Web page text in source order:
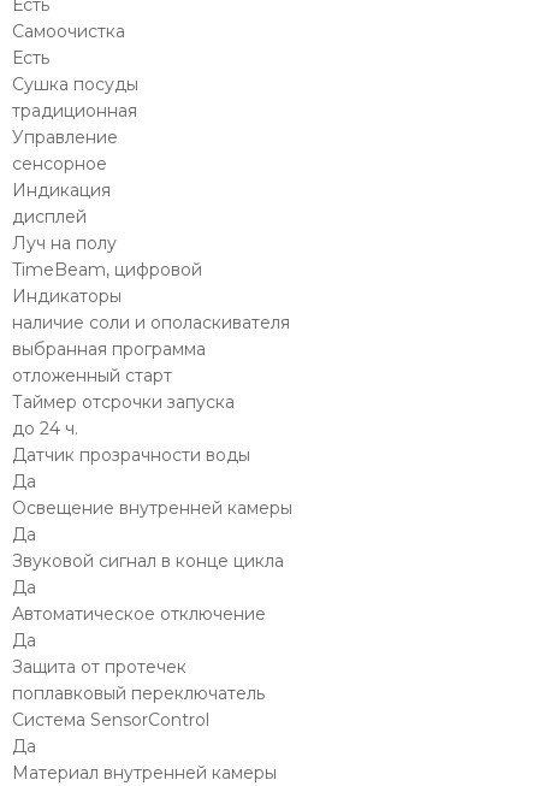
Есть
Самоочистка
Есть
Сушка посуды
традиционная
Управление
сенсорное
Индикация
дисплей
Луч на полу
TimeBeam, цифровой
Индикаторы
наличие соли и ополаскивателя
выбранная программа
отложенный старт
Таймер отсрочки запуска
до 24 ч.
Датчик прозрачности воды
Да
Освещение внутренней камеры
Да
Звуковой сигнал в конце цикла
Да
Автоматическое отключение
Да
Защита от протечек
поплавковый переключатель
Система SensorControl
Да
Материал внутренней камеры